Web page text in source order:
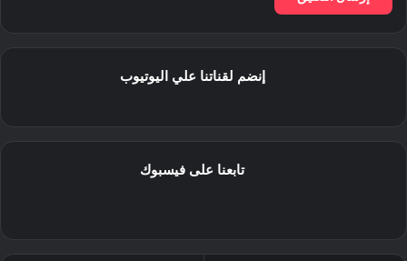
إنضم لقناتنا علي اليوتيوب
تابعنا على فيسبوك